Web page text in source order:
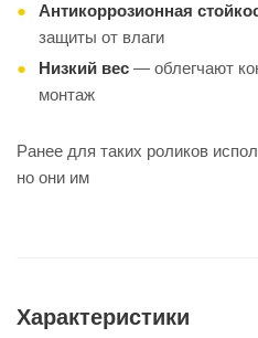
Антикоррозионная
защиты от влаги
Низкий вес — облегчают
монтаж
Ранее для таких роликов
но они им
Характеристики